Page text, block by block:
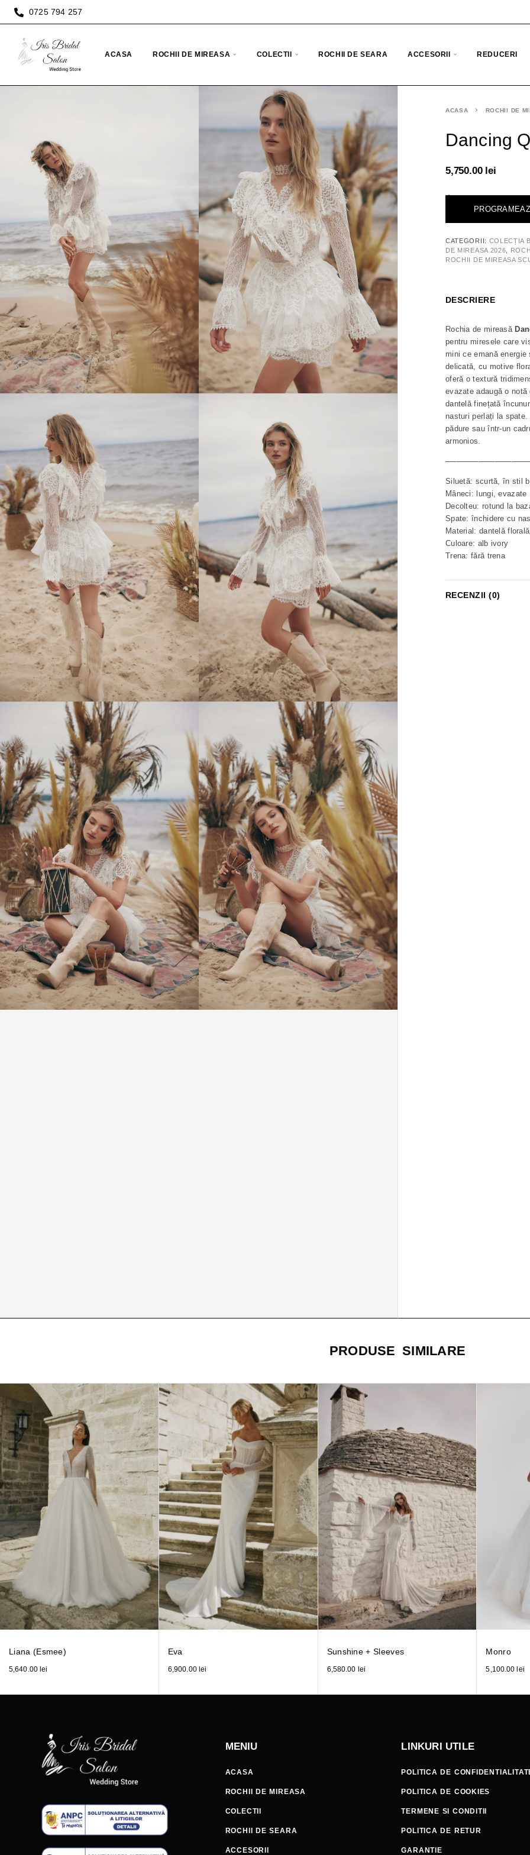
0725 794 257
ACASA ROCHII DE MIREASA COLECTII ROCHII DE SEARA ACCESORII REDUCERI
ACASA ROCHII DE
Dancing
5,750.00 lei
<
CATEGORII: COLECȚIA
DE MIREASA 2026
ROCHII DE MIREASA
DESCRIERE
Rochia de mireasă
pentru miresele care
mini ce emană
delicată, cu motive
oferă o textură
evazate adaugă o
dantelă finețată
nasturi perlați la
pădure sau într-un
armonios.
Siluetă: scurtă, în stil
Mâneci: lungi, evazate
Decolteu: rotund la
Spate: închidere cu
Material: dantelă
Culoare: alb ivory
Trena: fără trena
RECENZII (0)
PRODUSE SIMILARE
Liana (Esmee)
5,640.00 lei
Eva
6,900.00 lei
Sunshine + Sleeves
6,580.00 lei
Monro
5,100.00 lei
MENIU
ACASA
ROCHII DE MIREASA
COLECTII
ROCHII DE SEARA
ACCESORII
LINKURI UTILE
POLITICA DE
POLITICA DE COOKIES
TERMENE SI CONDITII
POLITICA DE RETUR
GARANTIE